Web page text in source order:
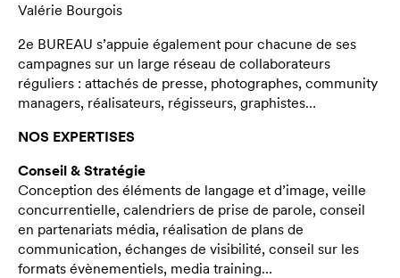
Valérie Bourgois
2e BUREAU s’appuie également pour chacune de ses
campagnes sur un large réseau de collaborateurs
réguliers : attachés de presse, photographes, community
managers, réalisateurs, régisseurs, graphistes…
NOS EXPERTISES
Conseil & Stratégie
Conception des éléments de langage et d’image, veille
concurrentielle, calendriers de prise de parole, conseil
en partenariats média, réalisation de plans de
communication, échanges de visibilité, conseil sur les
formats évènementiels, media training…